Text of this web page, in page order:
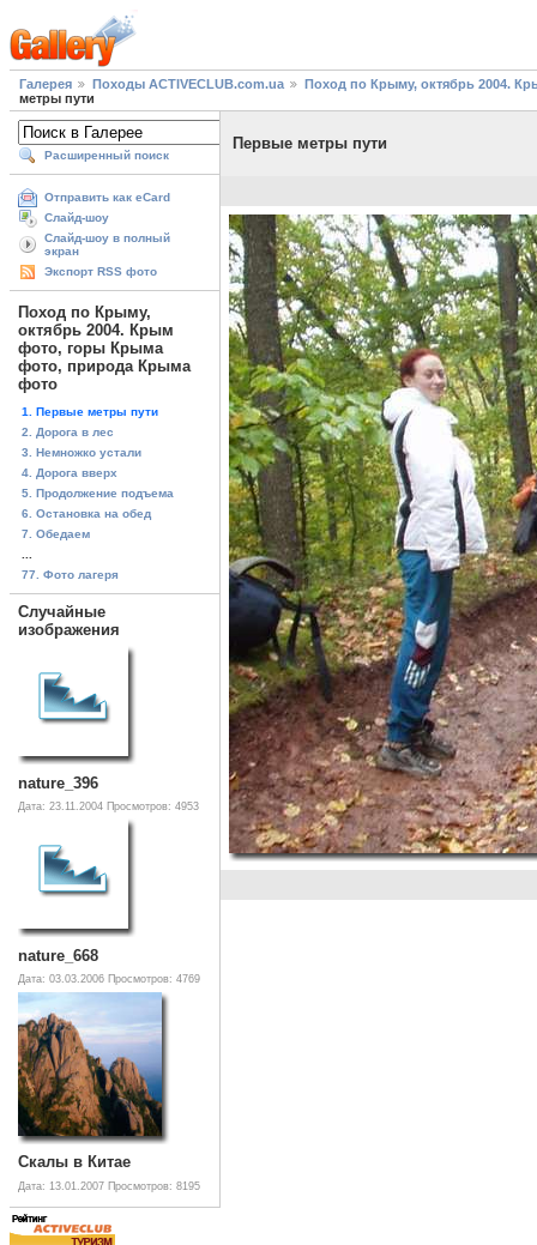
Галерея Походы ACTIVECLUB.com.ua
Поход по Крыму, октябрь 2004.
метры пути
Расширенный поиск
Отправить как eCard
Слайд-шоу
Слайд-шоу в полный
экран
Экспорт RSS фото
Поход по Крыму,
октябрь 2004. Крым
фото, горы Крыма
фото, природа Крыма
фото
1. Первые метры пути
2. Дорога в лес
3. Немножко устали
4. Дорога вверх
5. Продолжение подъема
6. Остановка на обед
7. Обедаем
77. Фото лагеря
Случайные
изображения
nature_396
Дата: 23.11.2004 Просмотров: 4953
nature_668
Дата: 03.03.2006 Просмотров: 4769
Скалы в Китае
Дата: 13.01.2007 Просмотров: 8195
Первые метры пути